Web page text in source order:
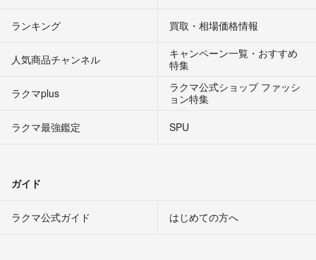
ランキング 買取・相場価格情報
人気商品チャンネル
キャンペーン一覧・おすすめ
特集
ラクマplus
ラクマ公式ショップ ファッシ
ョン特集
ラクマ最強鑑定
SPU
ガイド
ラクマ公式ガイド はじめての方へ